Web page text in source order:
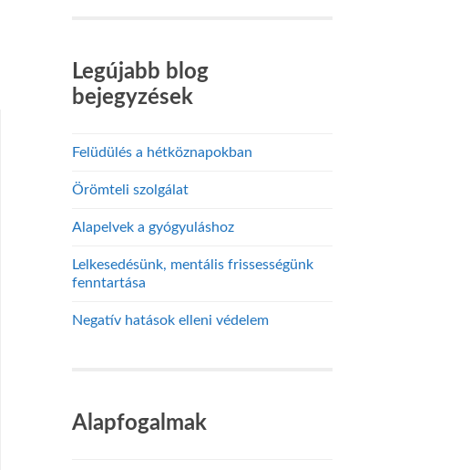
Legújabb blog
bejegyzések
Felüdülés a hétköznapokban
Örömteli szolgálat
Alapelvek a gyógyuláshoz
Lelkesedésünk, mentális frissességünk
fenntartása
Negatív hatások elleni védelem
Alapfogalmak